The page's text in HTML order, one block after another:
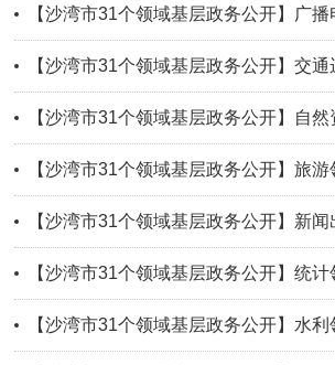
【沙湾市31个领域基层政务公开】广播电视领域基层政务公开标准
【沙湾市31个领域基层政务公开】交通运输领域基层政务公开事项
【沙湾市31个领域基层政务公开】自然资源领域基层政务公开标准
【沙湾市31个领域基层政务公开】旅游领域基层政务公开标准
【沙湾市31个领域基层政务公开】新闻出版领域基层政务公开标准
【沙湾市31个领域基层政务公开】统计领域基层政务公开标准
【沙湾市31个领域基层政务公开】水利领域基层政务公开标准